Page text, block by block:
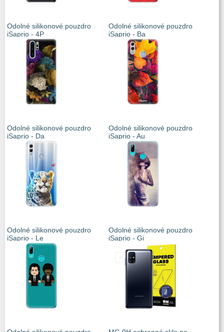
Odolné silikonové pouzdro
iSaprio - 4P
Odolné silikonové pouzdro
iSaprio - Ba
Odolné silikonové pouzdro
iSaprio - Da
Odolné silikonové pouzdro
iSaprio - Au
Odolné silikonové pouzdro
iSaprio - Le
Odolné silikonové pouzdro
iSaprio - Gi